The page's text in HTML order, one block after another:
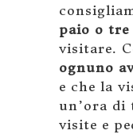
paio o tre
visitare.
ognuno
e che la
un’ora di
visite e